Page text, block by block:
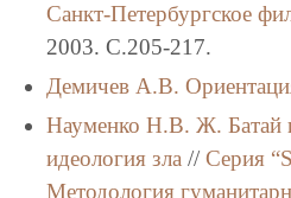
Санкт-Петербургское
2003. C.205-217.
Демичев А.В.
Науменко Н.В. Ж. Батай
идеология зла // Серия
Методология